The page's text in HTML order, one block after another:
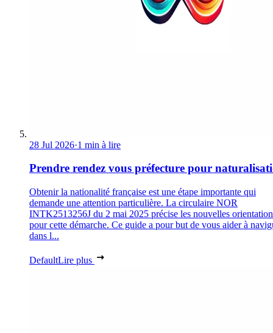
28 Jul 2026·1 min à lire
Prendre rendez vous préfecture pour
Obtenir la nationalité française est une étape importante qui
demande une attention particulière. La circulaire NOR
INTK2513256J du 2 mai 2025 précise les nouvelles
pour cette démarche. Ce guide a pour but de vous aider à
dans l...
DefaultLire plus